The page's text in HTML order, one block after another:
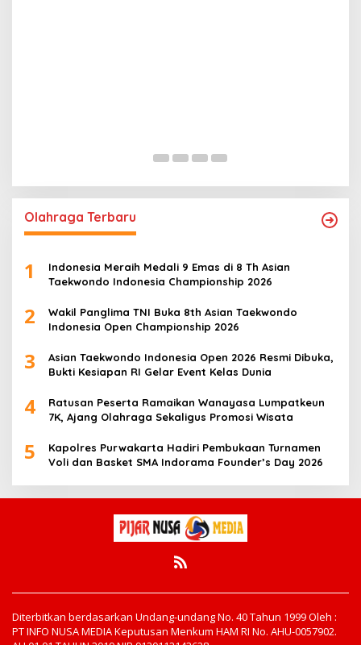
Olahraga Terbaru
1
Indonesia Meraih Medali 9 Emas di 8 Th Asian
Taekwondo Indonesia Championship 2026
2
Wakil Panglima TNI Buka 8th Asian Taekwondo
Indonesia Open Championship 2026
3
Asian Taekwondo Indonesia Open 2026 Resmi Dibuka,
Bukti Kesiapan RI Gelar Event Kelas Dunia
4
Ratusan Peserta Ramaikan Wanayasa Lumpatkeun
7K, Ajang Olahraga Sekaligus Promosi Wisata
5
Kapolres Purwakarta Hadiri Pembukaan Turnamen
Voli dan Basket SMA Indorama Founder’s Day 2026
Diterbitkan berdasarkan Undang-undang No. 40 Tahun 1999 Oleh :
PT INFO NUSA MEDIA Keputusan Menkum HAM RI No. AHU-0057902.